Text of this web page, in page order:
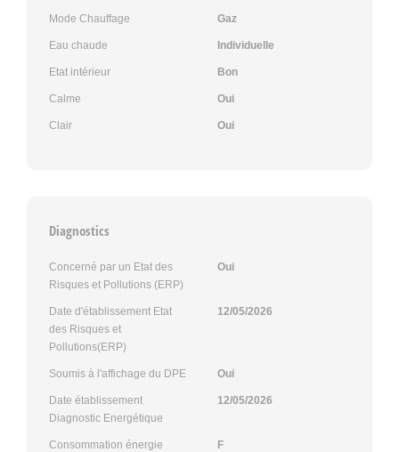
Mode Chauffage Gaz
Eau chaude Individuelle
Etat intérieur Bon
Calme Oui
Clair Oui
Diagnostics
Concerné par un Etat des
Risques et Pollutions (ERP)
Oui
Date d'établissement Etat
des Risques et
Pollutions(ERP)
12/05/2026
Soumis à l'affichage du DPE Oui
Date établissement
Diagnostic Energétique
12/05/2026
Consommation énergie
F